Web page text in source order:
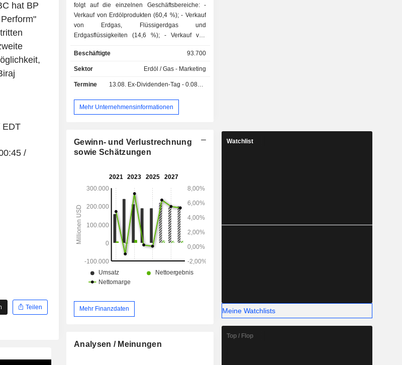
hat BP
EDT
/
Teilen
folgt auf die einzelnen Geschäftsbereiche: -
Verkauf von Erdölprodukten (60,4 %); - Verkauf
von Erdgas, Flüssigerdgas und
Erdgasflüssigkeiten (14,6 %); - Verkauf von
macht 70,1 % des Nettoumsatzes aus.
Beschäftigte 93.700
Sektor Erdöl / Gas - Marketing
Termine 13.08. Ex-Dividenden-Tag - 0.0866 GBX
Mehr Unternehmensinformationen
Gewinn- und Verlustrechnung
sowie Schätzungen
Mehr Finanzdaten
Analysen / Meinungen
Watchlist
Meine Watchlists
Top / Flop